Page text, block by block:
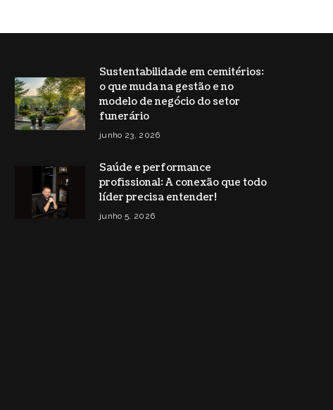
Sustentabilidade em cemitérios:
o que muda na gestão e no
modelo de negócio do setor
funerário
junho 23, 2026
Saúde e performance
profissional: A conexão que todo
líder precisa entender!
junho 5, 2026